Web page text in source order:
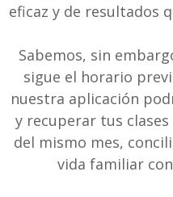
eficaz y de resultados
Sabemos, sin
sigue el horario
nuestra aplicación
y recuperar tus
del mismo mes,
vida familiar